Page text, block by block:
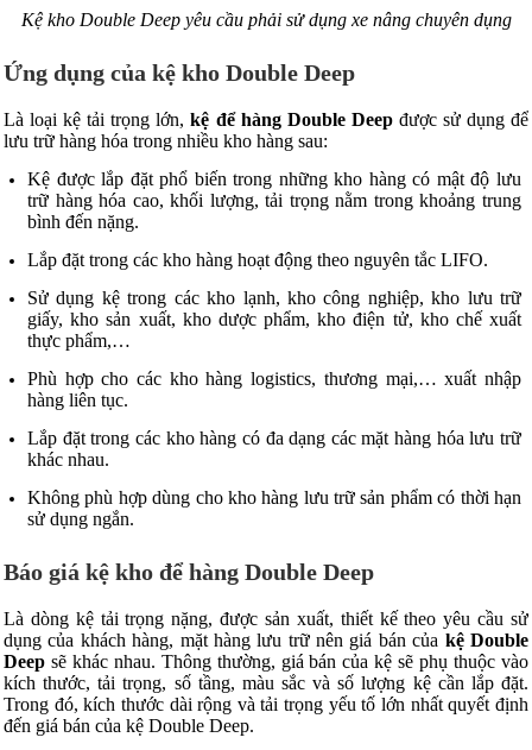
Kệ kho Double Deep yêu cầu phải sử dụng xe nâng chuyên dụng
Ứng dụng của kệ kho Double Deep
Là loại kệ tải trọng lớn,kệ để hàng Double Deepđược sử dụng để
lưu trữ hàng hóa trong nhiều kho hàng sau:
Kệ được lắp đặt phổ biến trong những kho hàng có mật độ lưu
trữ hàng hóa cao, khối lượng, tải trọng nằm trong khoảng trung
bình đến nặng.
Lắp đặt trong các kho hàng hoạt động theo nguyên tắc LIFO.
Sử dụng kệ trong các kho lạnh, kho công nghiệp, kho lưu trữ
giấy, kho sản xuất, kho dược phẩm, kho điện tử, kho chế xuất
thực phẩm,…
Phù hợp cho các kho hàng logistics, thương mại,… xuất nhập
hàng liên tục.
Lắp đặt trong các kho hàng có đa dạng các mặt hàng hóa lưu trữ
khác nhau.
Không phù hợp dùng cho kho hàng lưu trữ sản phẩm có thời hạn
sử dụng ngắn.
Báo giá kệ kho để hàng Double Deep
Là dòng kệ tải trọng nặng, được sản xuất, thiết kế theo yêu cầu sử
dụng của khách hàng, mặt hàng lưu trữ nên giá bán của kệ Double
Deep sẽ khác nhau. Thông thường, giá bán của kệ sẽ phụ thuộc vào
kích thước, tải trọng, số tầng, màu sắc và số lượng kệ cần lắp đặt.
Trong đó, kích thước dài rộng và tải trọng yếu tố lớn nhất quyết định
đến giá bán của kệ Double Deep.